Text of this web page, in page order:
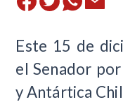
Este 15 de
el Senador
y Antártica